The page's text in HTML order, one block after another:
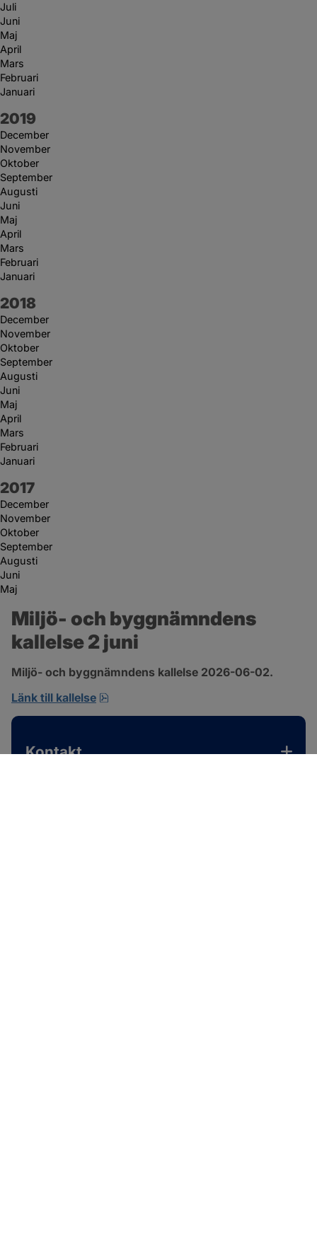
Juli
Juni
Maj
April
Mars
Februari
Januari
År:
2019
December
November
Oktober
September
Augusti
Juni
Maj
April
Mars
Februari
Januari
År:
2018
December
November
Oktober
September
Augusti
Juni
Maj
April
Mars
Februari
Januari
År:
2017
December
November
Oktober
September
Augusti
Juni
Maj
Miljö- och byggnämndens
kallelse 2 juni
Miljö- och byggnämndens kallelse 2026-06-02.
Länk till kallelse
Kontakt